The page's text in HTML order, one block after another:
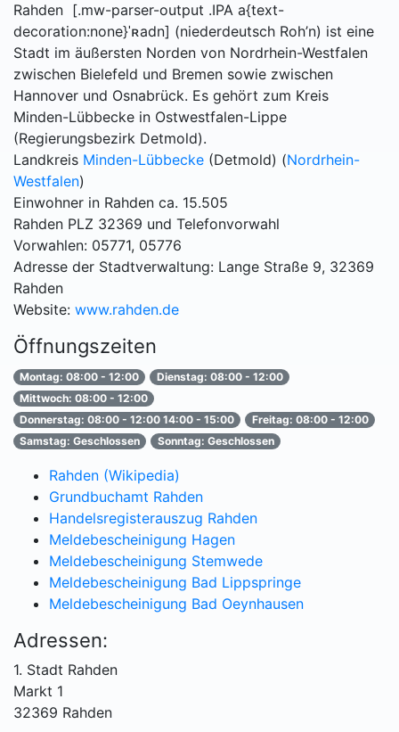
Rahden [.mw-parser-output .IPA a{text-
decoration:none}ˈʀadn] (niederdeutsch Roh’n) ist eine
Stadt im äußersten Norden von Nordrhein-Westfalen
zwischen Bielefeld und Bremen sowie zwischen
Hannover und Osnabrück. Es gehört zum Kreis
Minden-Lübbecke in Ostwestfalen-Lippe
(Regierungsbezirk Detmold).
Landkreis Minden-Lübbecke (Detmold) (Nordrhein-
Westfalen)
Einwohner in Rahden ca. 15.505
Rahden PLZ 32369 und Telefonvorwahl
Vorwahlen: 05771, 05776
Adresse der Stadtverwaltung: Lange Straße 9, 32369
Rahden
Website: www.rahden.de
Öffnungszeiten
Montag: 08:00 - 12:00
Dienstag: 08:00 - 12:00
Mittwoch: 08:00 - 12:00
Donnerstag: 08:00 - 12:00 14:00 - 15:00
Freitag: 08:00 - 12:00
Samstag: Geschlossen
Sonntag: Geschlossen
Rahden (Wikipedia)
Grundbuchamt Rahden
Handelsregisterauszug Rahden
Meldebescheinigung Hagen
Meldebescheinigung Stemwede
Meldebescheinigung Bad Lippspringe
Meldebescheinigung Bad Oeynhausen
Adressen:
1. Stadt Rahden
Markt 1
32369 Rahden